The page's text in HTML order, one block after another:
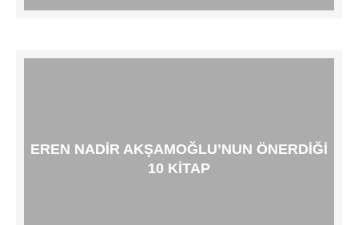
EREN NADIR AKŞAMOĞLU’NUN ÖNERDIĞI
10 KITAP